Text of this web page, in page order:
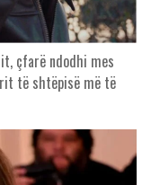
çfarë ndodhi mes
të shtëpisë më të